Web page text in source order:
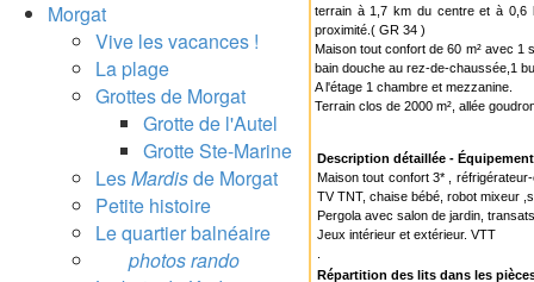
Morgat
Vive les vacances !
La plage
Grottes de Morgat
Grotte de l'Autel
Grotte Ste-Marine
LesMardisde Morgat
Petite histoire
Le quartier balnéaire
photos rando
terrain à 1,7 km du centre et à 0,6
proximité.( GR 34 )
Maison tout confort de 60 m² avec 1
bain douche au rez-de-chaussée,1
A l'étage 1 chambre et mezzanine.
Terrain clos de 2000 m², allée
Description détaillée -
Maison tout confort 3* ,
TV TNT, chaise bébé, robot mixeur
Pergola avec salon de jardin,
Jeux intérieur et extérieur. VTT
Répartition des lits dans les